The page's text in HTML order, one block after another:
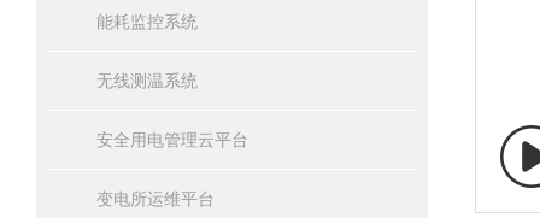
能耗监控系统
无线测温系统
安全用电管理云平台
变电所运维平台